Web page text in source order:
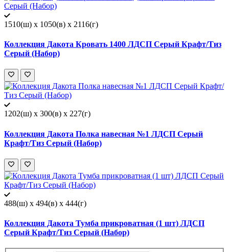
1510(ш) x 1050(в) x 2116(г)
Коллекция Дакота Кровать 1400 ЛДСП Серый Крафт/Тиз
Серый (Набор)
1202(ш) x 300(в) x 227(г)
Коллекция Дакота Полка навесная №1 ЛДСП Серый
Крафт/Тиз Серый (Набор)
488(ш) x 494(в) x 444(г)
Коллекция Дакота Тумба прикроватная (1 шт) ЛДСП
Серый Крафт/Тиз Серый (Набор)